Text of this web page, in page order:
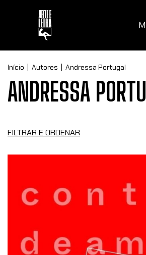
Início Autores Andressa Portugal
ANDRESSA
FILTRAR E ORDENAR